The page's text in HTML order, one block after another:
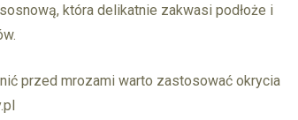
która delikatnie zakwasi podłoże i
przed mrozami warto zastosować okrycia